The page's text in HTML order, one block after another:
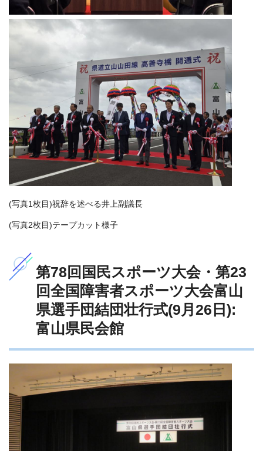
(写真1枚目)祝辞を述べる井上副議長
(写真2枚目)テープカット様子
第78回国民スポーツ大会・第23
回全国障害者スポーツ大会富山
県選手団結団壮行式(9月26日):
富山県民会館